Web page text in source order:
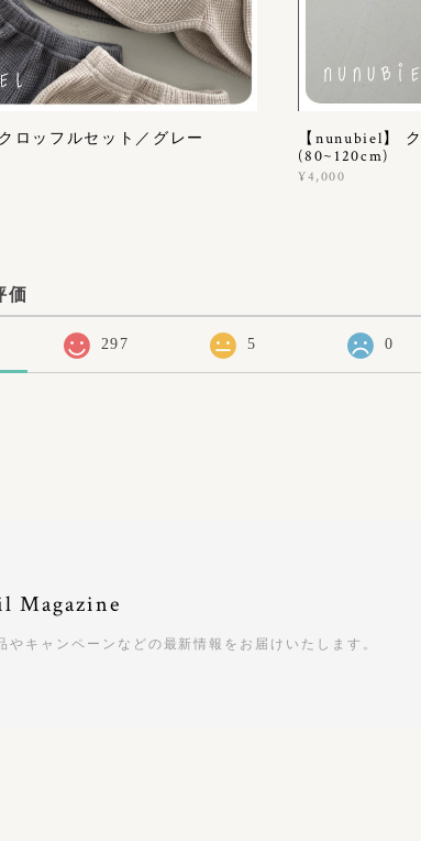
ロッフルセット／グレー
【nunubiel】
(80~120cm)
¥4,000
価
297 5 0
Magazine
やキャンペーンなどの最新情報をお届けいたします。